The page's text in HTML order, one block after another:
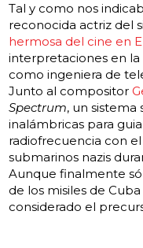
Tal y como nos
reconocida actriz del
hermosa del cine en
interpretaciones en la
como ingeniera de
Junto al compositor
Spectrum, un
inalámbricas para
radiofrecuencia con
submarinos nazis
Aunque finalmente
de los misiles de
considerado el